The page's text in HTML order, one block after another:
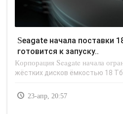
Seagate начала поставки 18-Тбайт HDD и
готовится к запуску..
Корпорация Seagate начала
жёстких дисков ёмкостью 18
23-апр, 20:57